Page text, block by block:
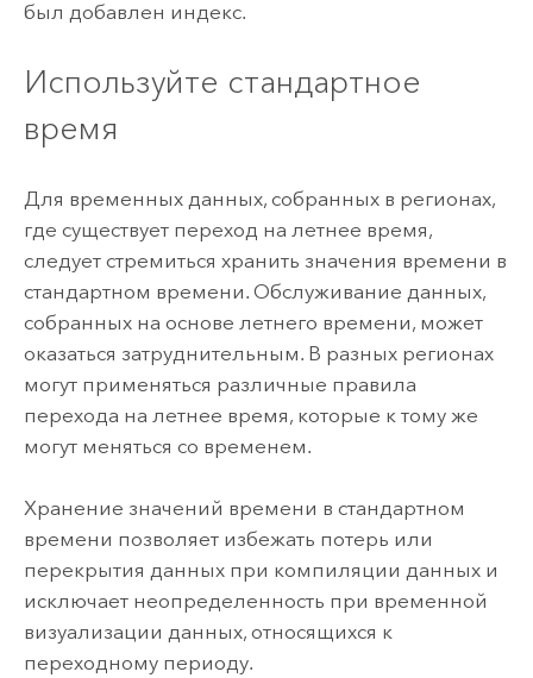
был добавлен индекс.
Используйте стандартное
время
Для временных данных, собранных в регионах,
где существует переход на летнее время,
следует стремиться хранить значения времени в
стандартном времени. Обслуживание данных,
собранных на основе летнего времени, может
оказаться затруднительным. В разных регионах
могут применяться различные правила
перехода на летнее время, которые к тому же
могут меняться со временем.
Хранение значений времени в стандартном
времени позволяет избежать потерь или
перекрытия данных при компиляции данных и
исключает неопределенность при временной
визуализации данных, относящихся к
переходному периоду.